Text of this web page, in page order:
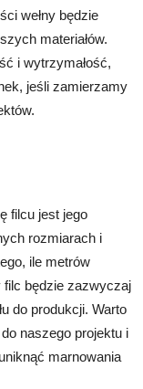
wełny będzie
materiałów.
i wytrzymałość,
jeśli zamierzamy
filcu jest jego
rozmiarach i
ile metrów
filc będzie zazwyczaj
do produkcji. Warto
naszego projektu i
marnowania